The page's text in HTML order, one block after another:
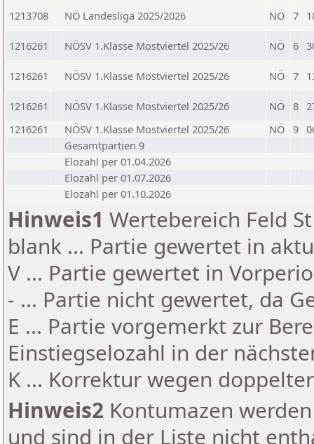
1213708 NÖ Landesliga 2025/2026 NÖ 7
1216261 NÖSV 1.Klasse Mostviertel 2025/26 NÖ 6
1216261 NÖSV 1.Klasse Mostviertel 2025/26 NÖ 7
1216261 NÖSV 1.Klasse Mostviertel 2025/26 NÖ 8
1216261
NÖSV 1.Klasse Mostviertel 2025/26 NÖ 9
Gesamtpartien 9
Elozahl per 01.04.2026
Elozahl per 01.07.2026
Elozahl per 01.10.2026
Hinweis1 Wertebereich Feld
blank ... Partie gewertet in
V ... Partie gewertet in
- ... Partie nicht gewertet, da
E ... Partie vorgemerkt zur
Einstiegselozahl in der
K ... Korrektur wegen
Hinweis2 Kontumazen
und sind in der Liste nicht